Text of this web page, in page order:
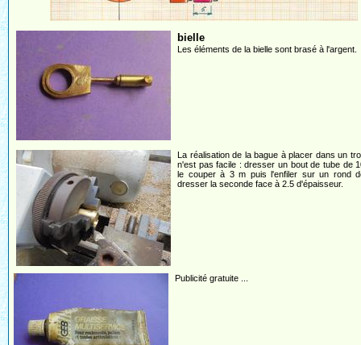
bielle
Les éléments de la bielle sont brasé à l'argent.
La réalisation de la bague à placer dans un
n'est pas facile : dresser un bout de tube de
le couper à 3 m puis l'enfiler sur un rond
dresser la seconde face à 2.5 d'épaisseur.
Publicité gratuite ...